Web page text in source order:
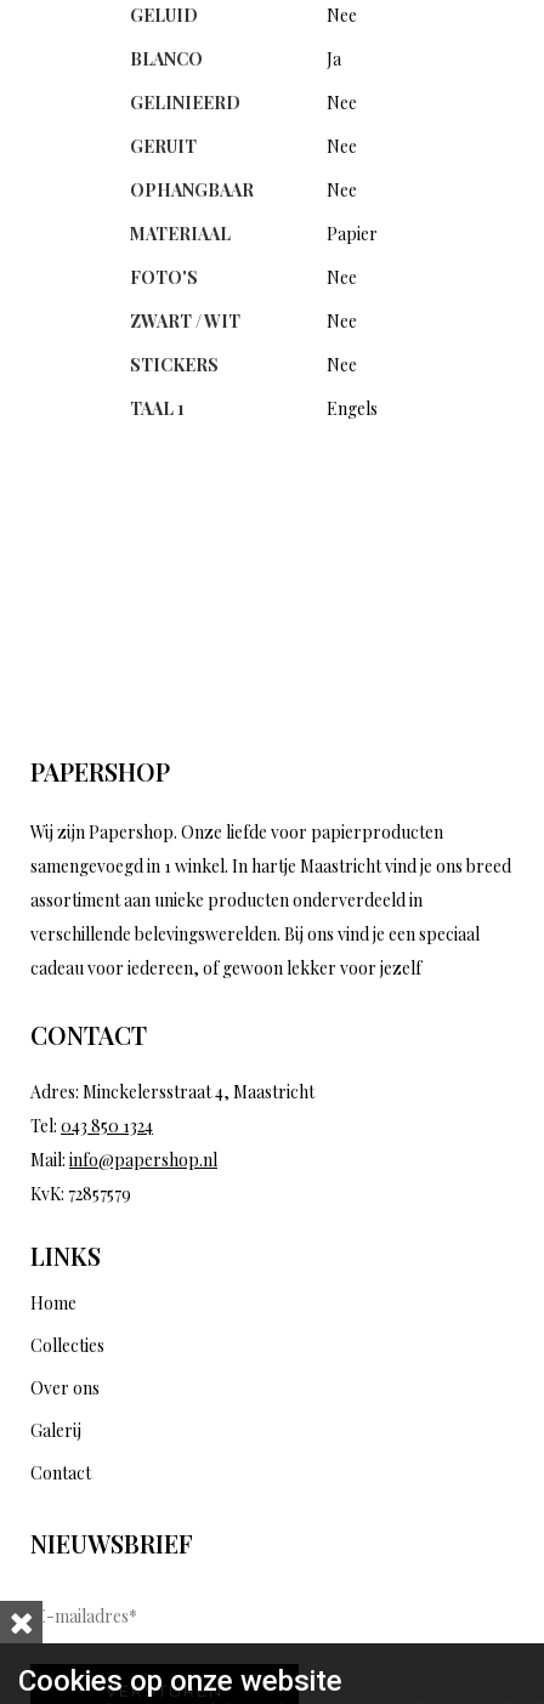
GELUID
Nee
BLANCO
Ja
GELINIEERD
Nee
GERUIT
Nee
OPHANGBAAR
Nee
MATERIAAL
Papier
FOTO'S
Nee
ZWART / WIT
Nee
STICKERS
Nee
TAAL 1
Engels
PAPERSHOP
Wij zijn Papershop. Onze liefde voor papierproducten
samengevoegd in 1 winkel. In hartje Maastricht vind je ons breed
assortiment aan unieke producten onderverdeeld in
verschillende belevingswerelden. Bij ons vind je een speciaal
cadeau voor iedereen, of gewoon lekker voor jezelf
CONTACT
Adres: Minckelersstraat 4, Maastricht
Tel: 043 850 1324
Mail: info@papershop.nl
KvK: 72857579
LINKS
Home
Collecties
Over ons
Galerij
Contact
NIEUWSBRIEF
E
-
m
a
VERSTUREN
Cookies op onze website